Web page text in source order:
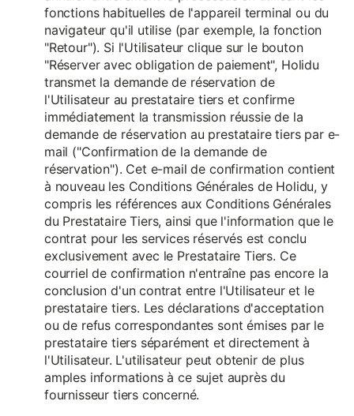
fonctions habituelles de l'appareil terminal ou du
navigateur qu'il utilise (par exemple, la fonction
"Retour"). Si l'Utilisateur clique sur le bouton
"Réserver avec obligation de paiement", Holidu
transmet la demande de réservation de
l'Utilisateur au prestataire tiers et confirme
immédiatement la transmission réussie de la
demande de réservation au prestataire tiers par e-
mail ("Confirmation de la demande de
réservation"). Cet e-mail de confirmation contient
à nouveau les Conditions Générales de Holidu, y
compris les références aux Conditions Générales
du Prestataire Tiers, ainsi que l'information que le
contrat pour les services réservés est conclu
exclusivement avec le Prestataire Tiers. Ce
courriel de confirmation n'entraîne pas encore la
conclusion d'un contrat entre l'Utilisateur et le
prestataire tiers. Les déclarations d'acceptation
ou de refus correspondantes sont émises par le
prestataire tiers séparément et directement à
l'Utilisateur. L'utilisateur peut obtenir de plus
amples informations à ce sujet auprès du
fournisseur tiers concerné.